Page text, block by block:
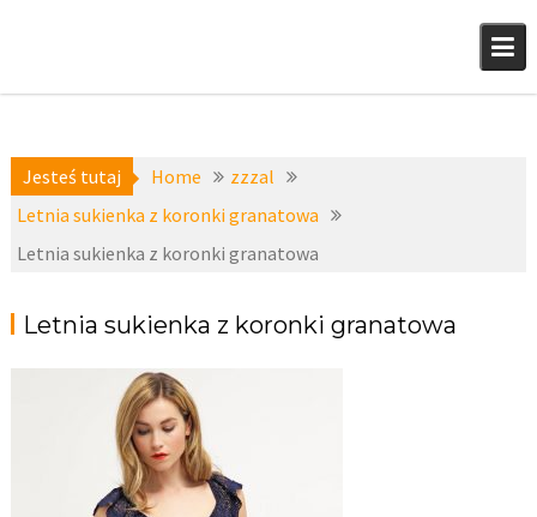
Jesteś tutaj Home
zzzal
Letnia sukienka z koronki granatowa
Letnia sukienka z koronki granatowa
Letnia sukienka z koronki granatowa